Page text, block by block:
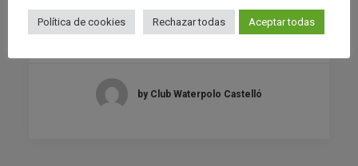
RESUMEN FIN DE SEMANA 30/04 Y
by Club Waterpolo Castelló
Política de cookies Rechazar todas Aceptar todas